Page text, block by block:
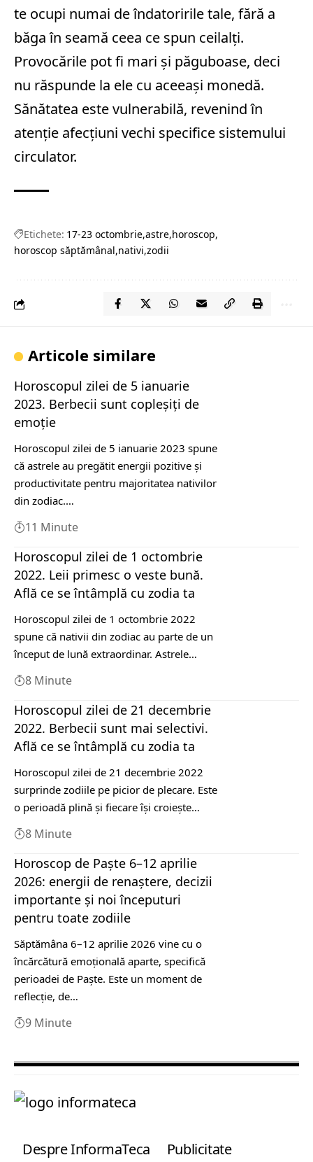
te ocupi numai de îndatoririle tale, fără a
băga în seamă ceea ce spun ceilalți.
Provocările pot fi mari și păguboase, deci
nu răspunde la ele cu aceeași monedă.
Sănătatea este vulnerabilă, revenind în
atenție afecțiuni vechi specifice sistemului
circulator.
Etichete: 17-23 octombrie astre horoscop
horoscop săptămânal nativi zodii
Articole similare
Horoscopul zilei de 5 ianuarie
2023. Berbecii sunt copleșiți de
emoție
Horoscopul zilei de 5 ianuarie 2023 spune
că astrele au pregătit energii pozitive și
productivitate pentru majoritatea nativilor
din zodiac.…
11 Minute
Horoscopul zilei de 1 octombrie
2022. Leii primesc o veste bună.
Află ce se întâmplă cu zodia ta
Horoscopul zilei de 1 octombrie 2022
spune că nativii din zodiac au parte de un
început de lună extraordinar. Astrele…
8 Minute
Horoscopul zilei de 21 decembrie
2022. Berbecii sunt mai selectivi.
Află ce se întâmplă cu zodia ta
Horoscopul zilei de 21 decembrie 2022
surprinde zodiile pe picior de plecare. Este
o perioadă plină și fiecare își croiește…
8 Minute
Horoscop de Paște 6–12 aprilie
2026: energii de renaștere, decizii
importante și noi începuturi
pentru toate zodiile
Săptămâna 6–12 aprilie 2026 vine cu o
încărcătură emoțională aparte, specifică
perioadei de Paște. Este un moment de
reflecție, de…
9 Minute
Despre InformaTeca Publicitate